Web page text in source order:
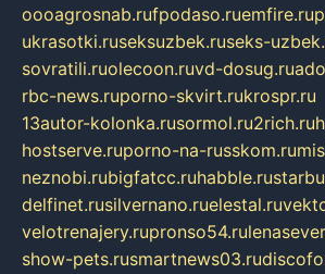
oooagrosnab.rufpodaso.ruemfire.ru
ukrasotki.ruseksuzbek.ruseks-
sovratili.ruolecoon.ruvd-dosug.ru
rbc-news.ruporno-skvirt.rukrospr.ru
13autor-kolonka.rusormol.ru2rich.ru
hostserve.ruporno-na-russkom.ru
neznobi.rubigfatcc.ruhabble.ru
delfinet.rusilvernano.ruelestal.ru
velotrenajery.rupronso54.ru
show-pets.rusmartnews03.ru